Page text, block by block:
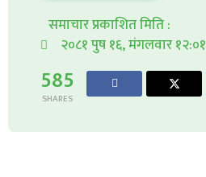
समाचार प्रकाशित मिति :
२०८१ पुष १६, मंगलवार १२:०१
585
SHARES